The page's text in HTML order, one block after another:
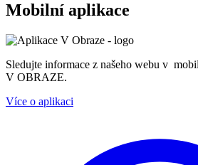
Mobilní aplikace
Sledujte informace z našeho webu v
V OBRAZE.
Více o aplikaci